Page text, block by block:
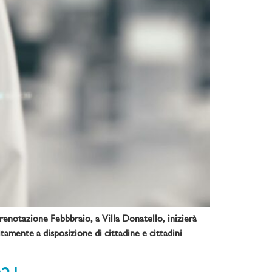
Febbbraio, a Villa Donatello, inizierà
a disposizione di cittadine e cittadini